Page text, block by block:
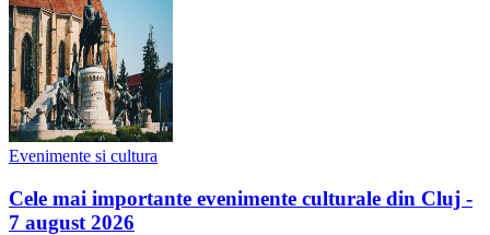
Evenimente si cultura
Cele mai importante evenimente culturale din Cluj -
7 august 2026